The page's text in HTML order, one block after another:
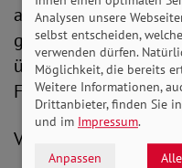
appelliert daher an
geplanten
überprüfen und die
V.i.S.d.P.: Constantin
Analysen unsere
selbst entscheiden,
verwenden dürfen.
Möglichkeit, die bereits
Weitere Informationen,
Drittanbieter, finden Sie
und im Impressum.
Anpassen